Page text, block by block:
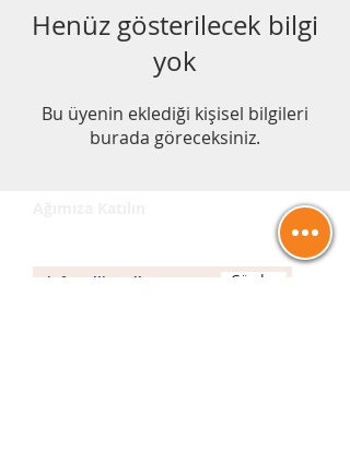
Henüz gösterilecek bilgi
yok
Bu üyenin eklediği kişisel bilgileri
burada göreceksiniz.
Gönder